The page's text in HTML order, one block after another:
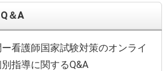
＆A
看護師国家試験対策のオンライ
別指導に関するQ&A